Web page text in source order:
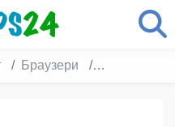
Браузери Torch